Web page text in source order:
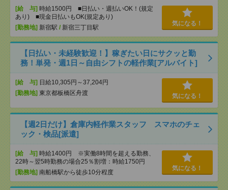
[給 与] 時給1500円 ■日払い・週払いOK！(規定
あり) ■現金日払いもOK(規定あり)
[勤務地] 新宿駅 / 新宿三丁目駅
気になる！
【日払い・未経験歓迎！】稼ぎたい日にサクッと勤
務！単発・週1日～自由シフトの軽作業[アルバイト]
[給 与] 日給10,305円～37,204円
[勤務地] 東京都板橋区舟渡 気になる！
【週2日だけ】倉庫内軽作業スタッフ スマホのチェ
ック・検品[派遣]
[給 与] 時給1400円 ※実働8時間を超える勤務、
22時～翌5時勤務の場合25％割増：時給1750円
[勤務地] 南船橋駅から徒歩10分程度
気になる！